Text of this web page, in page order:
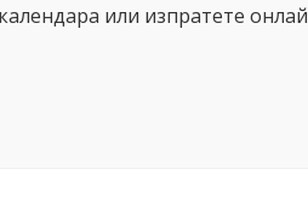
календара или изпратете